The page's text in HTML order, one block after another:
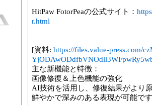
HitPaw FotorPeaの公式サイト：
r.html
[資料: https://files.value-press.com/
主な新機能と特徴：
画像修復＆上色機能の強化
AI技術を活用し、修復結果がより
鮮やかで深みのある表現が可能で